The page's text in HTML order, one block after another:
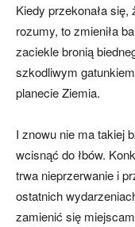
Kiedy przekonała
rozumy, to zmieniła
zaciekle bronią
szkodliwym
planecie Ziemia.
I znowu nie ma takiej
wcisnąć do łbów.
trwa nieprzerwanie i
ostatnich
zamienić się